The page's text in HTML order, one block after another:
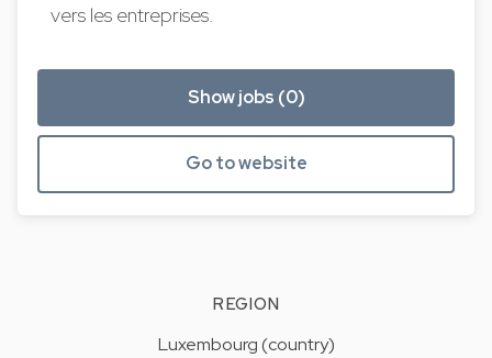
vers les entreprises.
Show jobs (0)
Go to website
REGION
Luxembourg (country)